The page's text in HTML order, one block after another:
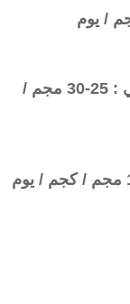
: 25-30 مجم /